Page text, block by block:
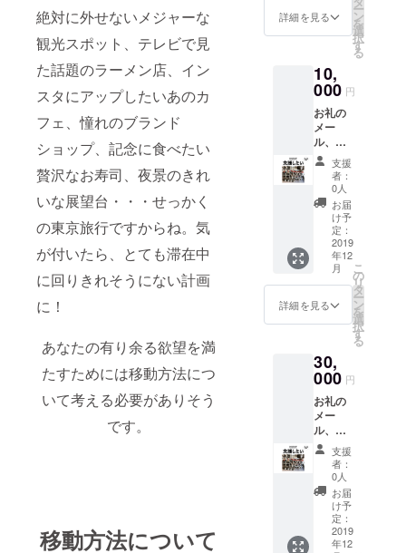
絶対に外せないメジャーな
観光スポット、テレビで見
た話題のラーメン店、イン
スタにアップしたいあのカ
フェ、憧れのブランド
ショップ、記念に食べたい
贅沢なお寿司、夜景のきれ
いな展望台・・・せっかく
の東京旅行ですからね。気
が付いたら、とても滞在中
に回りきれそうにない計画
に！
あなたの有り余る欲望を満
たすためには移動方法につ
いて考える必要がありそう
です。
移動方法について
せてい
せてい
ただく
（ニッ
クネー
ム可）
を備考
欄にご
記入く
ださ
い。
レッ
ト、ア
用クー
ポン
コード
付）
WHeeLI
NG
TOKYO
のアン
バサ
ダーと
して、
あなた
の様々
なアイ
デアで
当サー
ビスを
緒に成
功を目
しょ
う！ ※
弊社と
販売取
次店の
契約を
締結い
ただき
ます。
（契約
詳細を見る ー
ン
を
選
択
す
る
10,
000 円
お礼の
メー
ル、ご
希望の
方はお
名前を
当店HP
に掲載
（掲載
サイズ
L） ※お
名前の
掲載は
2020年
12月31
ていた
だきま
す。掲
載させ
ていた
だくお
名前
（ニッ
クネー
ム可）
を備考
欄にご
記入く
ださ
支援
者：
0人
お届
け予
定：
2019
年12
月
詳細を見る
こ
の
リ
タ
ー
ン
を
選
択
す
る
30,
000 円
お礼の
メー
ル、ご
希望の
方はお
名前を
当店HP
に掲載
（掲載
サイズ
XL） ※
支援
者：
0人
お届
け予
定：
2019
年12